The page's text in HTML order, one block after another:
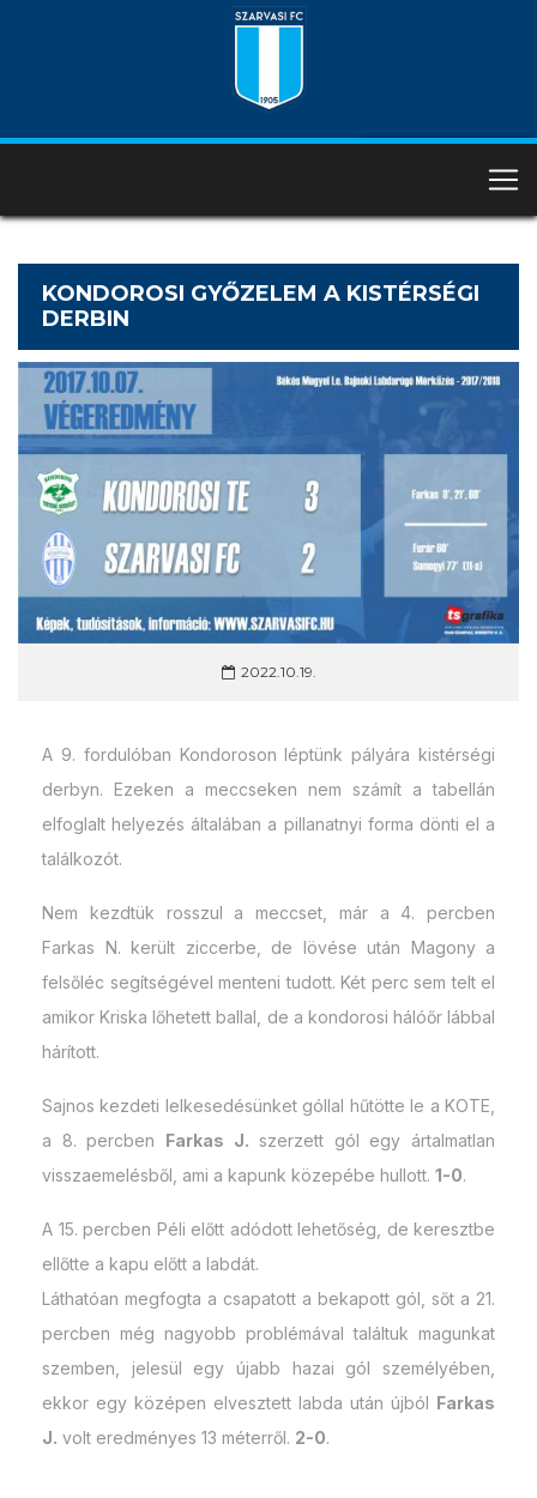
KONDOROSI GYŐZELEM A KISTÉRSÉGI
DERBIN
2022.10.19.
A 9. fordulóban Kondoroson léptünk pályára kistérségi
derbyn. Ezeken a meccseken nem számít a tabellán
elfoglalt helyezés általában a pillanatnyi forma dönti el a
találkozót.
Nem kezdtük rosszul a meccset, már a 4. percben
Farkas N. került ziccerbe, de lövése után Magony a
felsőléc segítségével menteni tudott. Két perc sem telt el
amikor Kriska lőhetett ballal, de a kondorosi hálóőr lábbal
hárított.
Sajnos kezdeti lelkesedésünket góllal hűtötte le a KOTE,
a 8. percben Farkas J. szerzett gól egy ártalmatlan
visszaemelésből, ami a kapunk közepébe hullott. 1-0.
A 15. percben Péli előtt adódott lehetőség, de keresztbe
ellőtte a kapu előtt a labdát.
Láthatóan megfogta a csapatott a bekapott gól, sőt a 21.
percben még nagyobb problémával találtuk magunkat
szemben, jelesül egy újabb hazai gól személyében,
ekkor egy középen elvesztett labda után újból Farkas
J. volt eredményes 13 méterről. 2-0.